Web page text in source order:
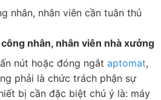
nhân, nhân viên cần tuân thủ
nhân, nhân viên nhà xưởng
nút hoặc đóng ngắt aptomat,
phải là chức trách phận sự
bị cần đặc biệt chú ý là: máy